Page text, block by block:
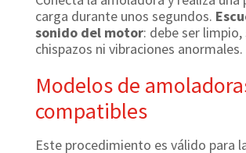
carga durante unos segundos.
sonido del motor: debe ser limpio,
chispazos ni vibraciones anormales.
Modelos de
compatibles
Este procedimiento es válido para